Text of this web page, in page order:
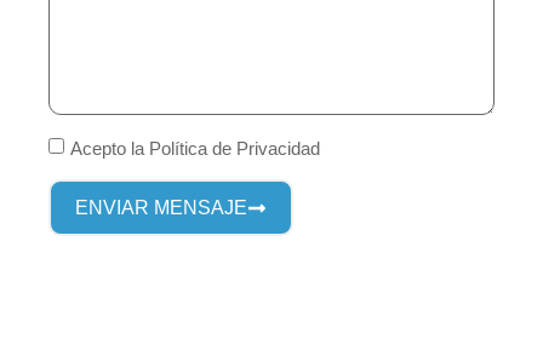
Acepto la Política de Privacidad
ENVIAR MENSAJE